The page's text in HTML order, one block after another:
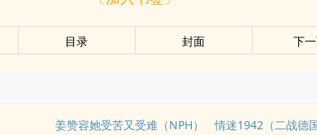
目录 封面 下
姜赞容她受苦又受难（NPH）
情迷1942（二战德